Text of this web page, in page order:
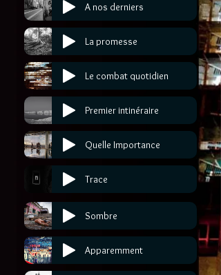
Premier intinéraire
A nos derniers
La promesse
Le combat quotidien
Quelle Importance
Trace
Sombre
Apparemment